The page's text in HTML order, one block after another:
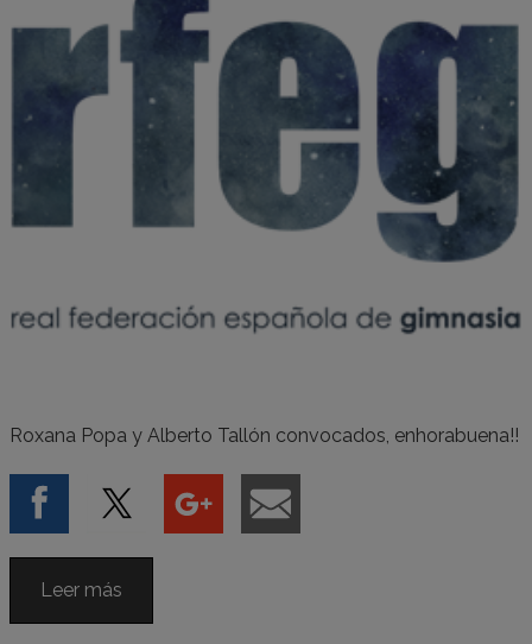
Roxana Popa y Alberto Tallón convocados, enhorabuena!!
Leer más